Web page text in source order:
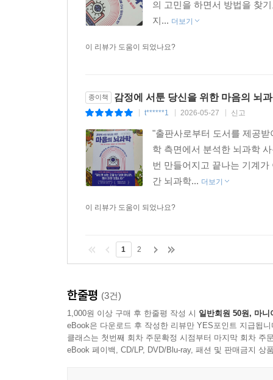
--- p.151
그 고립이 길어질 때입니다. 일정 시간을 넘어서
--- p.165
반면, ‘내가 넘어져도 나를 받아줄 사람이 있다’
의 역설Dependency Paradox’이라고 합니다. 믿
있기 때문이죠. 반대로 안전 기지가 없는 사람은
안도가 높은 이유는, 우리가 서로에게 안전 기지
로 여기는 ‘참는 문화’가 강합니다. 하지만 감정
확실한 방법은, 역설적이게도 ‘그 감정을 말로 표
붙이게 했더니, 순식간에 편도체의 활동이 줄어들
--- p.185
의 고민을 하면서 방법을 찾
지... 더보기
이 리뷰가 도움이 되었나요?
종이책 감정에 서툰 당신을 위한 마음의 뇌
t******1 2026-05-27 신고
"출판사로부터 도서를 제공
학 측면에서 분석한 뇌과학
번 만들어지고 끝나는 기계
간 뇌과학... 더보기
이 리뷰가 도움이 되었나요?
1 2
한줄평 (3건)
1,000원 이상 구매 후 한줄평 작성 시 일반회원 50원, 마니
eBook은 다운로드 후 작성한 리뷰만 YES포인트 지급됩니
클래스는 첫번째 회차 주문확정 시점부터 마지막 회차 주
eBook 페이백, CD/LP, DVD/Blu-ray, 패션 및 판매금지 상